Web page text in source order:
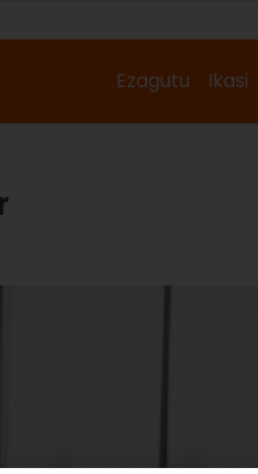
Ezagutu Ikasi